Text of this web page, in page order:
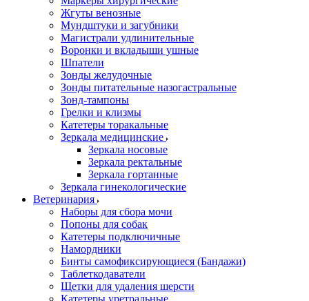
Жгуты венозные
Мундштуки и загубники
Магистрали удлинительные
Воронки и вкладыши ушные
Шпатели
Зонды желудочные
Зонды питательные назогастральные
Зонд-тампоны
Грелки и клизмы
Катетеры торакальные
Зеркала медицинские
Зеркала носовые
Зеркала ректальные
Зеркала гортанные
Зеркала гинекологические
Ветеринария
Наборы для сбора мочи
Попоны для собак
Катетеры подключичные
Намордники
Бинты самофиксирующиеся (Бандажи)
Таблеткодаватели
Щетки для удаления шерсти
Катетеры уретральные